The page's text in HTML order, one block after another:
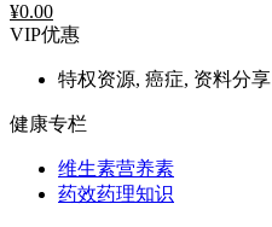
¥0.00
VIP优惠
特权资源, 癌症, 资料分享
健康专栏
维生素营养素
药效药理知识